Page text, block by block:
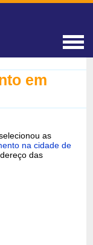
em
as
na cidade de
das